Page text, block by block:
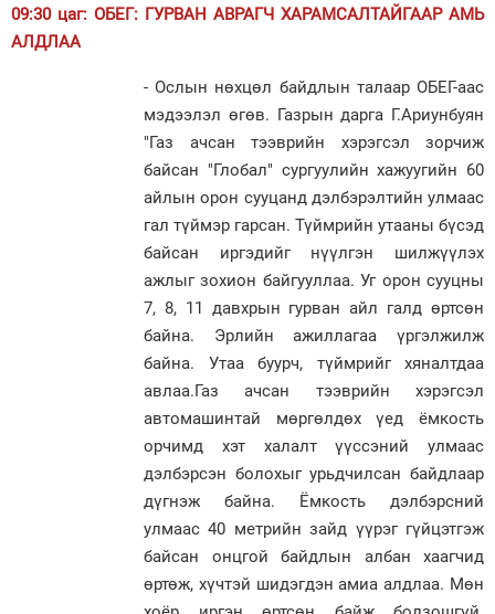
09:30 цаг: ОБЕГ: ГУРВАН АВРАГЧ ХАРАМСАЛТАЙГААР АМЬ
АЛДЛАА
- Ослын нөхцөл байдлын талаар ОБЕГ-аас
мэдээлэл өгөв. Газрын дарга Г.Ариунбуян
"Газ ачсан тээврийн хэрэгсэл зорчиж
байсан "Глобал" сургуулийн хажуугийн 60
айлын орон сууцанд дэлбэрэлтийн улмаас
гал түймэр гарсан. Түймрийн утааны бүсэд
байсан иргэдийг нүүлгэн шилжүүлэх
ажлыг зохион байгууллаа. Уг орон сууцны
7, 8, 11 давхрын гурван айл галд өртсөн
байна. Эрлийн ажиллагаа үргэлжилж
байна. Утаа буурч, түймрийг хяналтдаа
авлаа.Газ ачсан тээврийн хэрэгсэл
автомашинтай мөргөлдөх үед ёмкость
орчимд хэт халалт үүссэний улмаас
дэлбэрсэн болохыг урьдчилсан байдлаар
дүгнэж байна. Ёмкость дэлбэрсний
улмаас 40 метрийн зайд үүрэг гүйцэтгэж
байсан онцгой байдлын албан хаагчид
өртөж, хүчтэй шидэгдэн амиа алдлаа. Мөн